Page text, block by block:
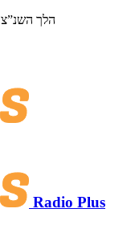
הלך השנ”צ 6.2.22 – עם אריק טלמור
Radio Plus